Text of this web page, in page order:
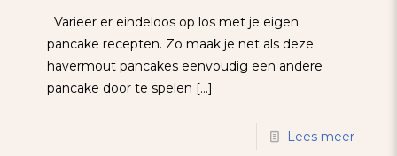
Varieer er eindeloos op los met je eigen
pancake recepten. Zo maak je net als deze
havermout pancakes eenvoudig een andere
pancake door te spelen […]
Lees meer